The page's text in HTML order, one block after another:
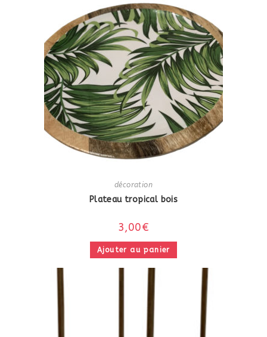
décoration
Plateau tropical bois
3,00€
Ajouter au panier